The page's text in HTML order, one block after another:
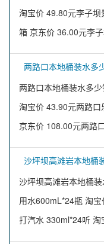
淘宝价 49.80元李子
箱 京东价 36.00元李
两路口本地桶装水多
两路口本地桶装水多
淘宝价 43.90元两路
京东价 108.00元两路
沙坪坝高滩岩本地桶
沙坪坝高滩岩本地桶
用水600mL*24瓶 淘
打汽水 330ml*24听